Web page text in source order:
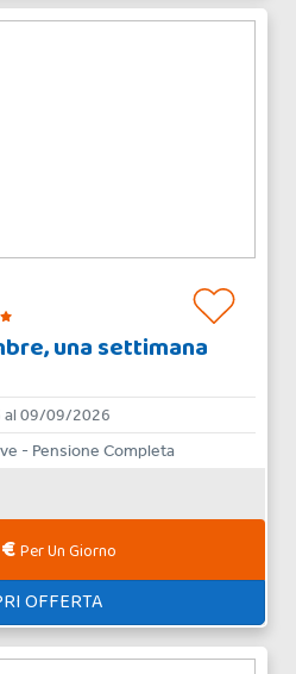
una settimana
09/09/2026
- Pensione Completa
Per Un Giorno
OFFERTA